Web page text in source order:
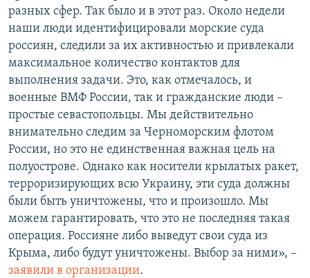
разных сфер. Так было и в этот раз. Около недели
наши люди идентифицировали морские суда
россиян, следили за их активностью и привлекали
максимальное количество контактов для
выполнения задачи. Это, как отмечалось, и
военные ВМФ России, так и гражданские люди –
простые севастопольцы. Мы действительно
внимательно следим за Черноморским флотом
России, но это не единственная важная цель на
полуострове. Однако как носители крылатых ракет,
терроризирующих всю Украину, эти суда должны
были быть уничтожены, что и произошло. Мы
можем гарантировать, что это не последняя такая
операция. Россияне либо выведут свои суда из
Крыма, либо будут уничтожены. Выбор за ними», –
заявили в организации.